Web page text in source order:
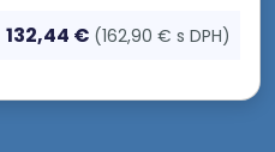
132,44 € (162,90 € s DPH)